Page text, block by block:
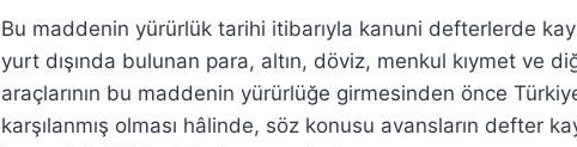
Bu maddenin yürürlük tarihi itibarıyla kanuni defterlerde
yurt dışında bulunan para, altın, döviz, menkul kıymet ve
araçlarının bu maddenin yürürlüğe girmesinden önce
karşılanmış olması hâlinde, söz konusu avansların defter